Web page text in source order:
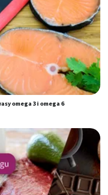
omega 3 i omega 6
danych do
treści
lub